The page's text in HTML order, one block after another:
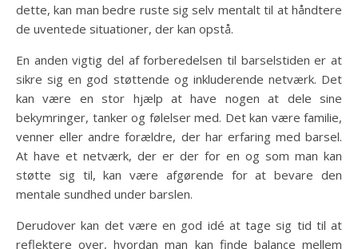
dette, kan man bedre ruste sig selv mentalt til at håndtere
de uventede situationer, der kan opstå.
En anden vigtig del af forberedelsen til barselstiden er at
sikre sig en god støttende og inkluderende netværk. Det
kan være en stor hjælp at have nogen at dele sine
bekymringer, tanker og følelser med. Det kan være familie,
venner eller andre forældre, der har erfaring med barsel.
At have et netværk, der er der for en og som man kan
støtte sig til, kan være afgørende for at bevare den
mentale sundhed under barslen.
Derudover kan det være en god idé at tage sig tid til at
reflektere over, hvordan man kan finde balance mellem